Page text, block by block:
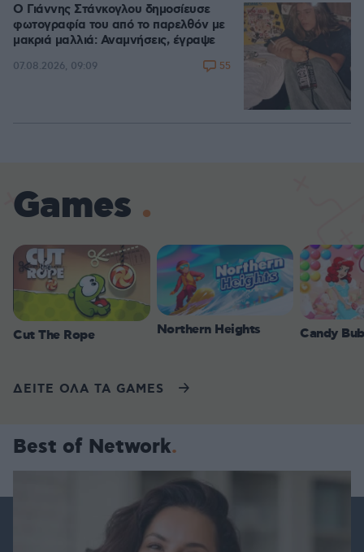
Ο Γιάννης Στάνκογλου δημοσίευσε
φωτογραφία του από το παρελθόν με
μακριά μαλλιά: Αναμνήσεις, έγραψε
07.08.2026, 09:09 55
Games
Cut The Rope Northern Heights Candy
ΔΕΙΤΕ ΟΛΑ ΤΑ GAMES
Best of Network